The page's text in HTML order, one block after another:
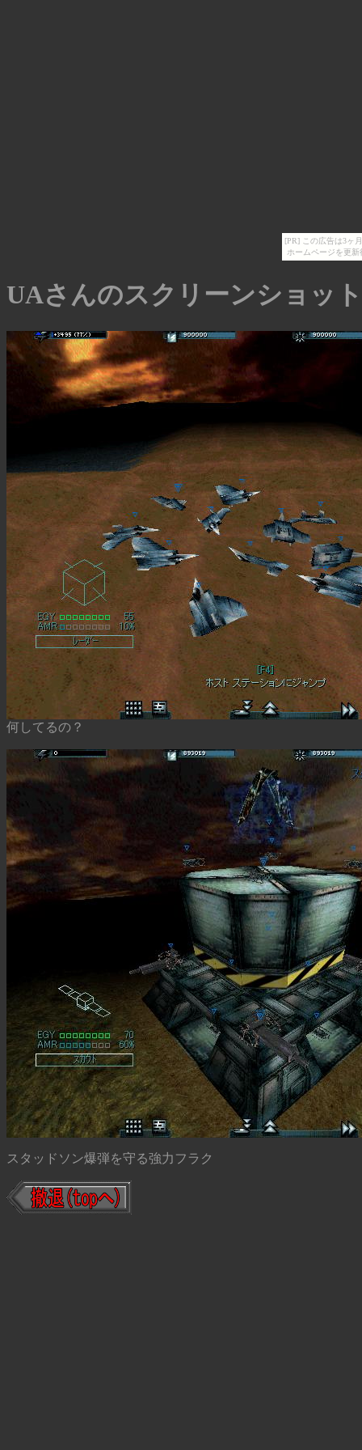
[PR] この広告は3ヶ
ホームページを更
UAさんのスクリーンショット
何してるの？
スタッドソン爆弾を守る強力フラク